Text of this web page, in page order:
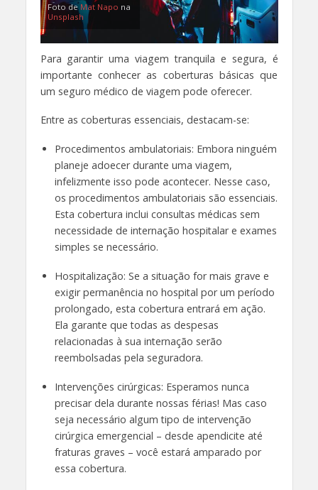
Foto de Mat Napo na
Unsplash
Para garantir uma viagem tranquila e segura, é
importante conhecer as coberturas básicas que
um seguro médico de viagem pode oferecer.
Entre as coberturas essenciais, destacam-se:
Procedimentos ambulatoriais: Embora ninguém
planeje adoecer durante uma viagem,
infelizmente isso pode acontecer. Nesse caso,
os procedimentos ambulatoriais são essenciais.
Esta cobertura inclui consultas médicas sem
necessidade de internação hospitalar e exames
simples se necessário.
Hospitalização: Se a situação for mais grave e
exigir permanência no hospital por um período
prolongado, esta cobertura entrará em ação.
Ela garante que todas as despesas
relacionadas à sua internação serão
reembolsadas pela seguradora.
Intervenções cirúrgicas: Esperamos nunca
precisar dela durante nossas férias! Mas caso
seja necessário algum tipo de intervenção
cirúrgica emergencial – desde apendicite até
fraturas graves – você estará amparado por
essa cobertura.